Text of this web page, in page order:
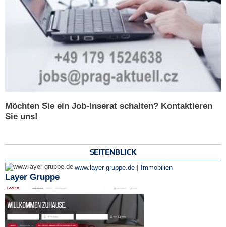
Möchten Sie ein Job-Inserat schalten? Kontaktieren
Sie uns!
SEITENBLICK
www.layer-gruppe.de | Immobilien
Layer Gruppe